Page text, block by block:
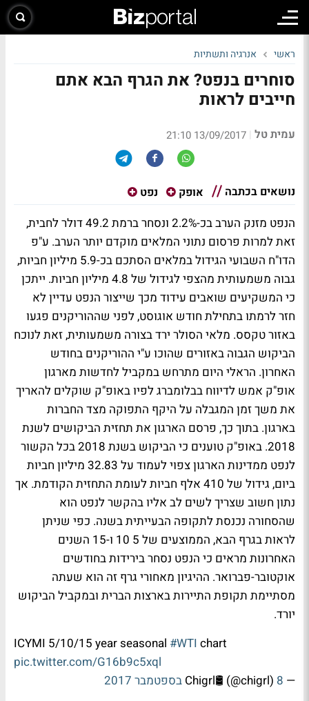
ראשי אנרגיה ותשתיות
סוחרים בנפט? את הגרף הבא אתם
חייבים לראות
עמית טל |
13/09/2017 21:10
נושאים בכתבה אופק נפט
הנפט מזנק הערב בכ-2.2% ונסחר ברמת 49.2 דולר לחבית,
זאת למרות פרסום נתוני המלאים מוקדם יותר הערב. ע"פ
הדו"ח השבועי הגידול במלאים הסתכם בכ-5.9 מיליון חביות,
גבוה משמעותית מהצפי לגידול של 4.8 מיליון חביות. ייתכן
כי המשקיעים שואבים עידוד מכך שייצור הנפט עדיין לא
חזר לרמתו בתחילת חודש אוגוסט, לפני שההוריקנים פגעו
באזור טקסס. מלאי הסולר ירד בצורה משמעותית, זאת לנוכח
הביקוש הגבוה באזורים שהוכו ע"י ההוריקנים בחודש
האחרון. הראלי היום מתרחש במקביל לחדשות מארגון
אופ"ק אמש לדיווח בבלומברג לפיו באופ"ק שוקלים להאריך
את משך זמן המגבלה על היקף התפוקה מצד החברות
בארגון. בתוך כך, פרסם הארגון את תחזית הביקושים לשנת
2018. באופ"ק טוענים כי הביקוש בשנת 2018 בכל הקשור
לנפט ממדינות הארגון צפוי לעמוד על 32.83 מיליון חביות
ביום, גידול של 410 אלף חביות לעומת התחזית הקודמת. אך
נתון חשוב שצריך לשים לב אליו בהקשר לנפט הוא
שהסחורה נכנסת לתקופה הבעייתית בשנה. כפי שניתן
לראות בגרף הבא, הממוצעים של 5 10 ו-15 השנים
האחרונות מראים כי הנפט נסחר בירידות בחודשים
אוקטובר-פברואר. ההיגיון מאחורי גרף זה הוא שעתה
מסתיימת תקופת התיירות בארצות הברית ובמקביל הביקוש
יורד.
ICYMI 5/10/15 year seasonal #WTI chart
pic.twitter.com/G16b9c5xql
— Chigrl🛢️ (@chigrl) 8 בספטמבר 2017